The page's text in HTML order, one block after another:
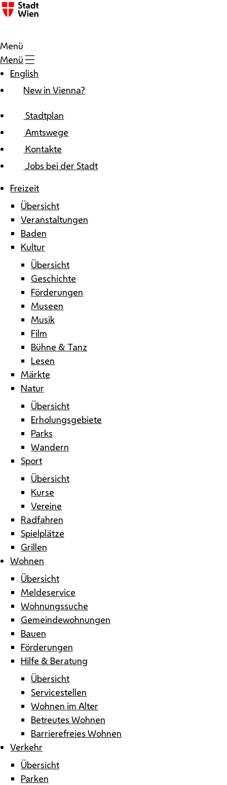
Zum Inhalt
Menü
Menü
English
New in Vienna?
Stadtplan
Amtswege
Kontakte
Jobs bei der Stadt
Freizeit
Übersicht
Veranstaltungen
Baden
Kultur
Übersicht
Geschichte
Förderungen
Museen
Musik
Film
Bühne & Tanz
Lesen
Märkte
Natur
Übersicht
Erholungsgebiete
Parks
Wandern
Sport
Übersicht
Kurse
Vereine
Radfahren
Spielplätze
Grillen
Wohnen
Übersicht
Meldeservice
Wohnungssuche
Gemeindewohnungen
Bauen
Förderungen
Hilfe & Beratung
Übersicht
Servicestellen
Wohnen im Alter
Betreutes Wohnen
Barrierefreies Wohnen
Verkehr
Übersicht
Parken